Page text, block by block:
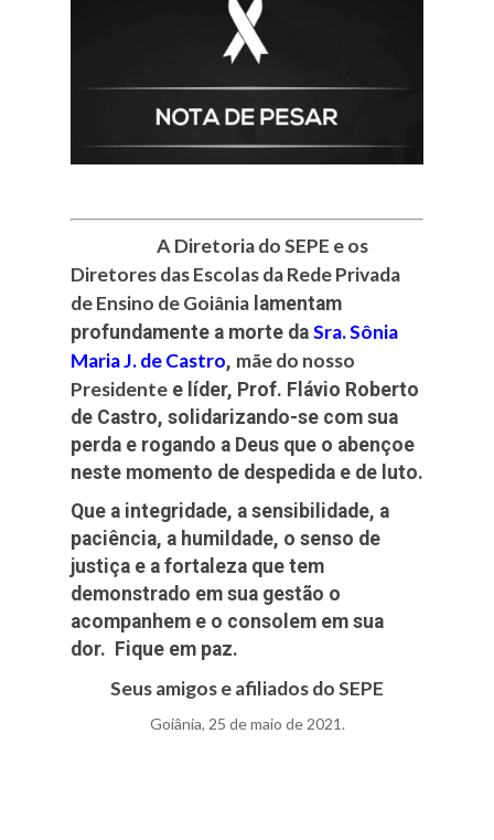
A Diretoria do SEPE e os
Diretores das Escolas da Rede Privada
de Ensino de Goiânia lamentam
profundamente a morte da Sra. Sônia
Maria J. de Castro, mãe do nosso
Presidente e líder, Prof. Flávio Roberto
de Castro, solidarizando-se com sua
perda e rogando a Deus que o abençoe
neste momento de despedida e de luto.
Que a integridade, a sensibilidade, a
paciência, a humildade, o senso de
justiça e a fortaleza que tem
demonstrado em sua gestão o
acompanhem e o consolem em sua
dor. Fique em paz.
Seus amigos e afiliados do SEPE
Goiânia, 25 de maio de 2021.